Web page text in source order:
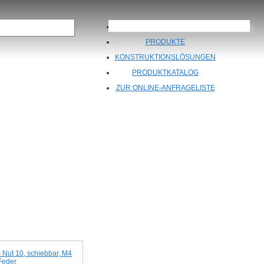
PRODUKTE
KONSTRUKTIONSLÖSUNGEN
PRODUKTKATALOG
ZUR ONLINE-ANFRAGELISTE